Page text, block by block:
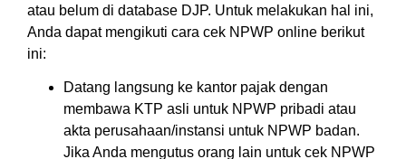
atau belum di database DJP. Untuk melakukan hal ini,
Anda dapat mengikuti cara cek NPWP online berikut
ini:
Datang langsung ke kantor pajak dengan
membawa KTP asli untuk NPWP pribadi atau
akta perusahaan/instansi untuk NPWP badan.
Jika Anda mengutus orang lain untuk cek NPWP